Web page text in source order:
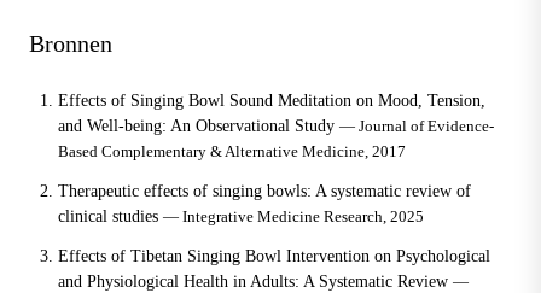
Bronnen
Effects of Singing Bowl Sound Meditation on Mood, Tension,
and Well-being: An Observational Study — Journal of Evidence-
Based Complementary & Alternative Medicine, 2017
Therapeutic effects of singing bowls: A systematic review of
clinical studies — Integrative Medicine Research, 2025
Effects of Tibetan Singing Bowl Intervention on Psychological
and Physiological Health in Adults: A Systematic Review —